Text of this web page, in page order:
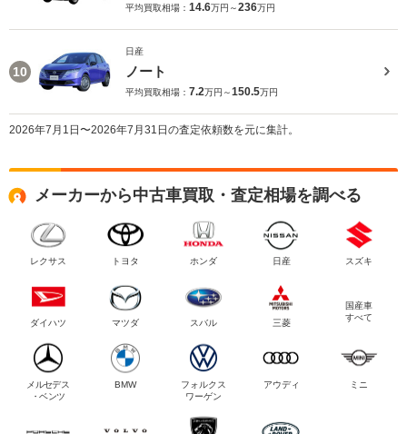
平均買取相場： 14.6万円～236万円
10
日産
ノート
平均買取相場： 7.2万円～150.5万円
2026年7月1日〜2026年7月31日の査定依頼数を元に集計。
メーカーから中古車買取・査定相場を調べる
レクサス トヨタ ホンダ 日産 スズキ
ダイハツ マツダ スバル 三菱
国産車
すべて
メルセデス
・ベンツ
BMW
フォルクス
ワーゲン
アウディ ミニ